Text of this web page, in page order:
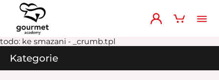
todo: ke smazani - _crumb.tpl
Kategorie